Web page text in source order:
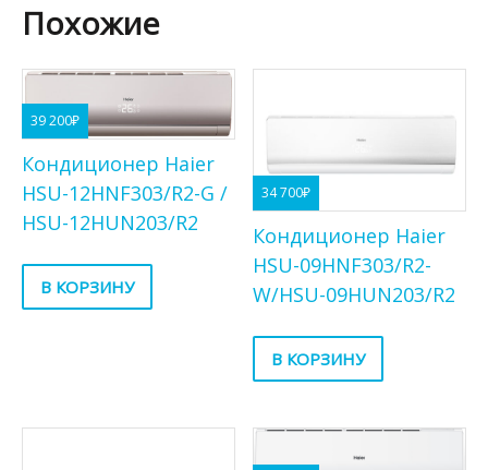
Похожие
39 200₽
Кондиционер Haier
HSU-12HNF303/R2-G /
HSU-12HUN203/R2
В КОРЗИНУ
34 700₽
Кондиционер Haier
HSU-09HNF303/R2-
W/HSU-09HUN203/R2
В КОРЗИНУ